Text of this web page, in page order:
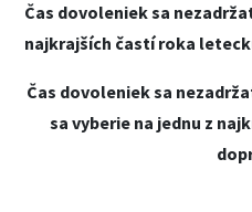
Čas dovoleniek sa
najkrajších častí roka
Čas dovoleniek sa
sa vyberie na jednu z